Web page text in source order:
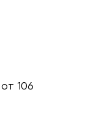
от 106